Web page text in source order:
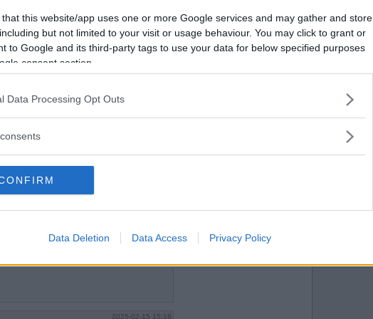
that this website/app uses one or more Google services and may gather and store
but not limited to your visit or usage behaviour. You may click to grant or
to Google and its third-party tags to use your data for below specified purposes
consent section.
Data Processing Opt Outs
Data Deletion Data Access Privacy Policy
2025-02-15 15:18
Vill du bli
medlem?